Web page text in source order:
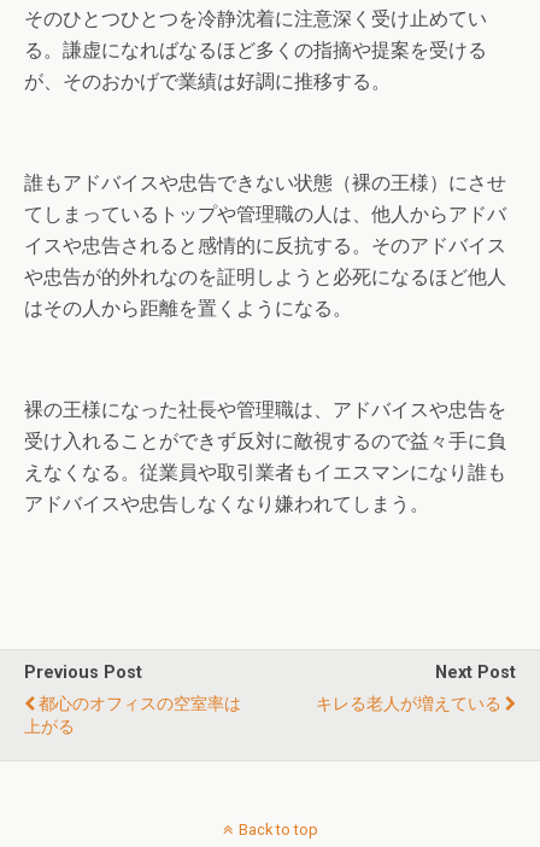
そのひとつひとつを冷静沈着に注意深く受け止めてい
る。謙虚になればなるほど多くの指摘や提案を受ける
が、そのおかげで業績は好調に推移する。
誰もアドバイスや忠告できない状態（裸の王様）にさせ
てしまっているトップや管理職の人は、他人からアドバ
イスや忠告されると感情的に反抗する。そのアドバイス
や忠告が的外れなのを証明しようと必死になるほど他人
はその人から距離を置くようになる。
裸の王様になった社長や管理職は、アドバイスや忠告を
受け入れることができず反対に敵視するので益々手に負
えなくなる。従業員や取引業者もイエスマンになり誰も
アドバイスや忠告しなくなり嫌われてしまう。
Previous Post
都心のオフィスの空室率は
上がる
Next Post
キレる老人が増えている
Back to top